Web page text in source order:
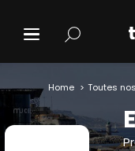
Home Toutes